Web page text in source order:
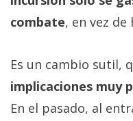
temas
Foros
combate, en vez
Es un cambio sutil,
implicaciones muy
En el pasado, al